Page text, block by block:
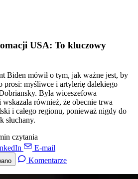
USA: To kluczowy
Biden mówił o tym, jak ważne jest, by
prosi: myśliwce i artylerię dalekiego
Była wiceszefowa
również, że obecnie trwa
i całego regionu, ponieważ nigdy do
słuchany.
czytania
E-mail
Komentarze